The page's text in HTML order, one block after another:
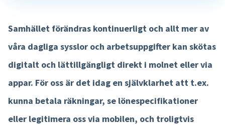
Löneworkflow
Körkontroll
Mer lönefunktioner »
Product tour
Samhället förändras kontinuerligt och allt mer av
våra dagliga sysslor och arbetsuppgifter kan skötas
digitalt och lättillgängligt direkt i molnet eller via
appar. För oss är det idag en självklarhet att t.ex.
kunna betala räkningar, se lönespecifikationer
eller legitimera oss via mobilen, och troligtvis